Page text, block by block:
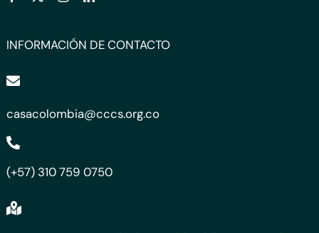
INFORMACIÓN DE CONTACTO
casacolombia@cccs.org.co
(+57) 310 759 0750